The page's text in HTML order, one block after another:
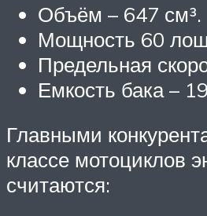
Объём – 647 см³.
Мощность 60
Предельная
Емкость бака –
Главными
классе мотоциклов
считаются: